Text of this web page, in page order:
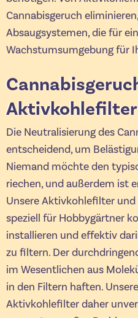
Cannabisgeruch
Absaugsystemen, die für
Wachstumsumgebung für
Die Neutralisierung des
entscheidend, um
Niemand möchte den
riechen, und außerdem ist
Unsere Aktivkohlefilter
speziell für Hobbygärtner
installieren und effektiv
zu filtern. Der
im Wesentlichen aus
in den Filtern haften.
Aktivkohlefilter daher